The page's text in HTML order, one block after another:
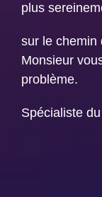
plus
sur le chemin
Monsieur
problème.
Spécialiste